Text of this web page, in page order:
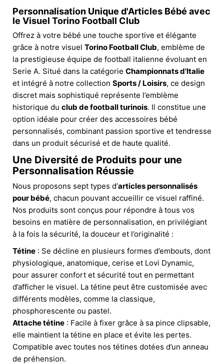
Personnalisation Unique d'Articles Bébé avec
le Visuel Torino Football Club
Offrez à votre bébé une touche sportive et élégante
grâce à notre visuel Torino Football Club, emblème de
la prestigieuse équipe de football italienne évoluant en
Serie A. Situé dans la catégorie Championnats d'Italie
et intégré à notre collection Sports / Loisirs, ce design
discret mais sophistiqué représente l’emblème
historique du club de football turinois. Il constitue une
option idéale pour créer des accessoires bébé
personnalisés, combinant passion sportive et tendresse
dans un produit sécurisé et de haute qualité.
Une Diversité de Produits pour une
Personnalisation Réussie
Nous proposons sept types d’articles personnalisés
pour bébé, chacun pouvant accueillir ce visuel raffiné.
Nos produits sont conçus pour répondre à tous vos
besoins en matière de personnalisation, en privilégiant
à la fois la sécurité, la douceur et l’originalité :
Tétine : Se décline en plusieurs formes d’embouts, dont
physiologique, anatomique, cerise et Lovi Dynamic,
pour assurer confort et sécurité tout en permettant
d’afficher le visuel. La tétine peut être customisée avec
différents modèles, comme la classique,
phosphorescente ou pastel.
Attache tétine : Facile à fixer grâce à sa pince clipsable,
elle maintient la tétine en place et évite les pertes.
Compatible avec toutes nos tétines dotées d’un anneau
de préhension.